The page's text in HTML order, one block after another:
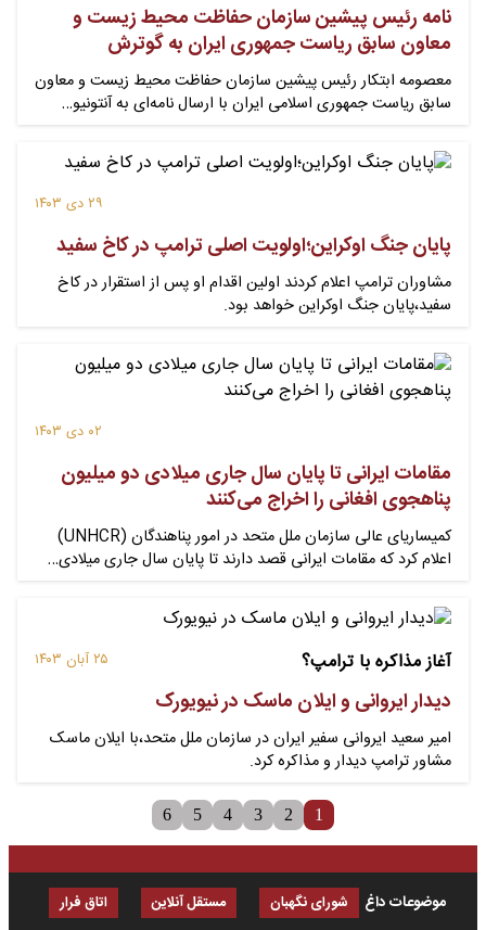
نامه رئیس پیشین سازمان حفاظت محیط زیست و
معاون سابق ریاست جمهوری ایران به گوترش
معصومه ابتکار رئیس پیشین سازمان حفاظت محیط زیست و معاون
سابق ریاست جمهوری اسلامی ایران با ارسال نامه‌ای به آنتونیو…
۲۹ دی ۱۴۰۳
پایان جنگ اوکراین؛اولویت اصلی ترامپ در کاخ سفید
مشاوران ترامپ اعلام کردند اولین اقدام او پس از استقرار در کاخ
سفید،پایان جنگ اوکراین خواهد بود.
۰۲ دی ۱۴۰۳
مقامات ایرانی تا پایان سال جاری میلادی دو میلیون
پناهجوی افغانی را اخراج می‌کنند
کمیساریای عالی سازمان ملل متحد در امور پناهندگان (UNHCR)
اعلام کرد که مقامات ایرانی قصد دارند تا پایان سال جاری میلادی…
آغاز مذاکره با ترامپ؟ ۲۵ آبان ۱۴۰۳
دیدار ایروانی و ایلان ماسک در نیویورک
امیر سعید ایروانی سفیر ایران در سازمان ملل متحد،با ایلان ماسک
مشاور ترامپ دیدار و مذاکره کرد.
1
2
3
4
5
6
موضوعات داغ شورای نگهبان مستقل آنلاین اتاق فرار